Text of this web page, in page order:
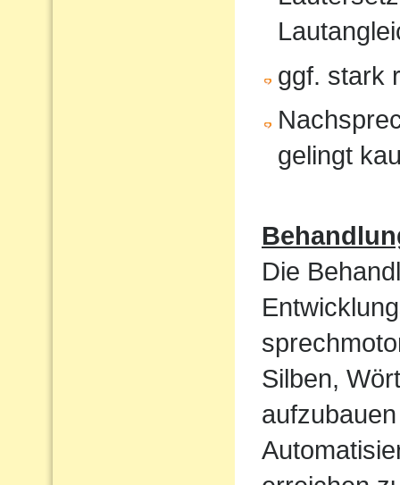
ggf. stark
gelingt
Die
Silben,